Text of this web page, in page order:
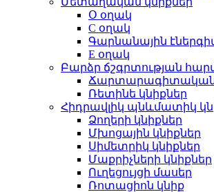
Օ օղակ
C օղակ
Գարնանային
E օղակ
Բարձր ճշգրտության
Ճարտարագիտական
Ռետինե կնիքներ
Հիդրավլիկ պնևմատիկ
Ձողերի կնիքներ
Մխոցային կնիքներ
Սիմետրիկ կնիքներ
Մաքրիչների կնիքներ
Ուղեցույցի մասեր
Ռոտացիոն կնիք